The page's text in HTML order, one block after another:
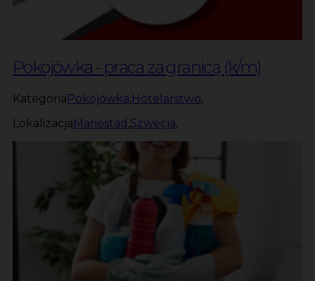
Pokojówka - praca za granicą (k/m)
KategoriaPokojówka,Hotelarstwo,
LokalizacjaMariestad ,Szwecja,